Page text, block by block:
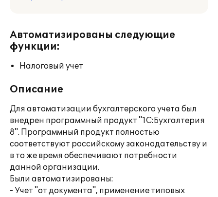
Автоматизированы следующие
функции:
Налоговый учет
Описание
Для автоматизации бухгалтерского учета был
внедрен программный продукт "1С:Бухгалтерия
8". Программный продукт полностью
соответствуют российскому законодательству и
в то же время обеспечивают потребности
данной организации.
Были автоматизированы:
- Учет "от документа", применение типовых